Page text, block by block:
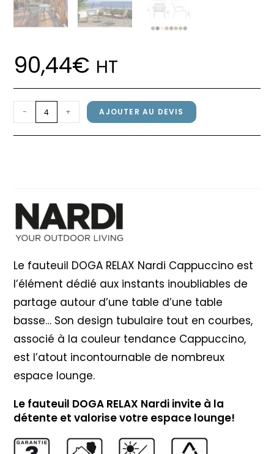
90,44€ HT
quantité
de
Fauteuil
- + AJOUTER AU DEVIS
Le fauteuil DOGA RELAX Nardi Cappuccino est
l’élément dédié aux instants inoubliables de
partage autour d’une table d’une table
basse… Son design tubulaire tout en courbes,
associé à la couleur tendance Cappuccino,
est l’atout incontournable de nombreux
espace lounge.
Le fauteuil DOGA RELAX Nardi invite à la
détente et valorise votre espace lounge!